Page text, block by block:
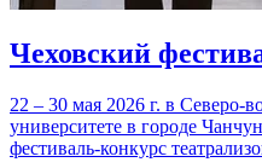
Чеховский
22 – 30 мая 2026 г. в Северо-
университете в городе
фестиваль-конкурс